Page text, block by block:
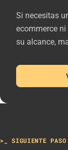
Si necesitas
ecommerce
su alcance,
>_ SIGUIENTE PASO